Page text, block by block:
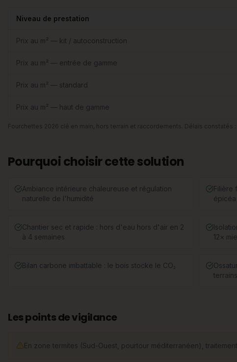
Niveau de prestation
Prix au m² — kit / autoconstruction
Prix au m² — entrée de gamme
Prix au m² — standard
Prix au m² — haut de gamme
Fourchettes 2026 clé en main, hors terrain et raccordements. Délais constatés :
Pourquoi choisir cette solution
Ambiance intérieure chaleureuse et régulation
naturelle de l'humidité
Filière
Chantier sec et rapide : hors d'eau hors d'air en 2
à 4 semaines
12×
Bilan carbone imbattable : le bois stocke le CO₂
Les points de vigilance
En zone termites (Sud-Ouest, pourtour méditerranéen),